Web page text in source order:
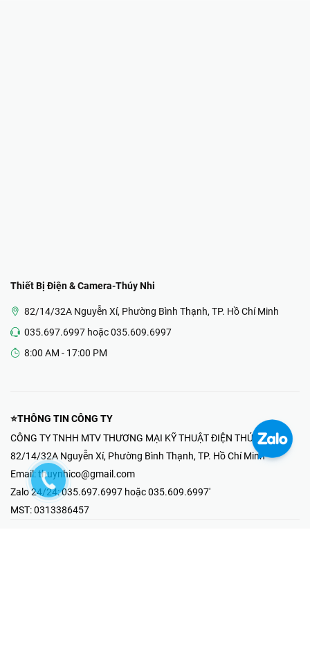
Thiết Bị Điện & Camera-Thúy Nhi
82/14/32A Nguyễn Xí, Phường Bình Thạnh, TP. Hồ Chí Minh
035.697.6997 hoặc 035.609.6997
8:00 AM - 17:00 PM
⭐THÔNG TIN CÔNG TY
CÔNG TY TNHH MTV THƯƠNG MẠI KỸ THUẬT ĐIỆN THÚY NHI
82/14/32A Nguyễn Xí, Phường Bình Thạnh, TP. Hồ Chí Minh
Email: thuynhico@gmail.com
Zalo 24/24:035.697.6997 hoặc 035.609.6997'
MST:0313386457